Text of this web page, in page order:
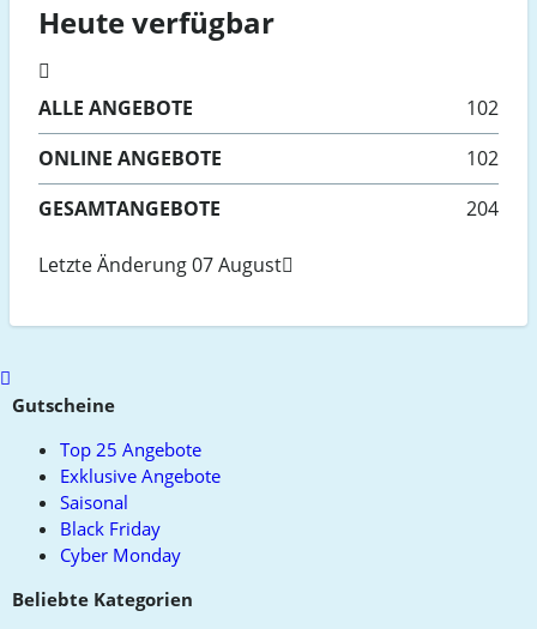
Heute verfügbar
ALLE ANGEBOTE
102
ONLINE ANGEBOTE
102
GESAMTANGEBOTE
204
Letzte Änderung 07 August
Scroll
toGutscheine
Top 25 Angebote
Exklusive Angebote
Saisonal
Black Friday
Cyber Monday
Beliebte Kategorien